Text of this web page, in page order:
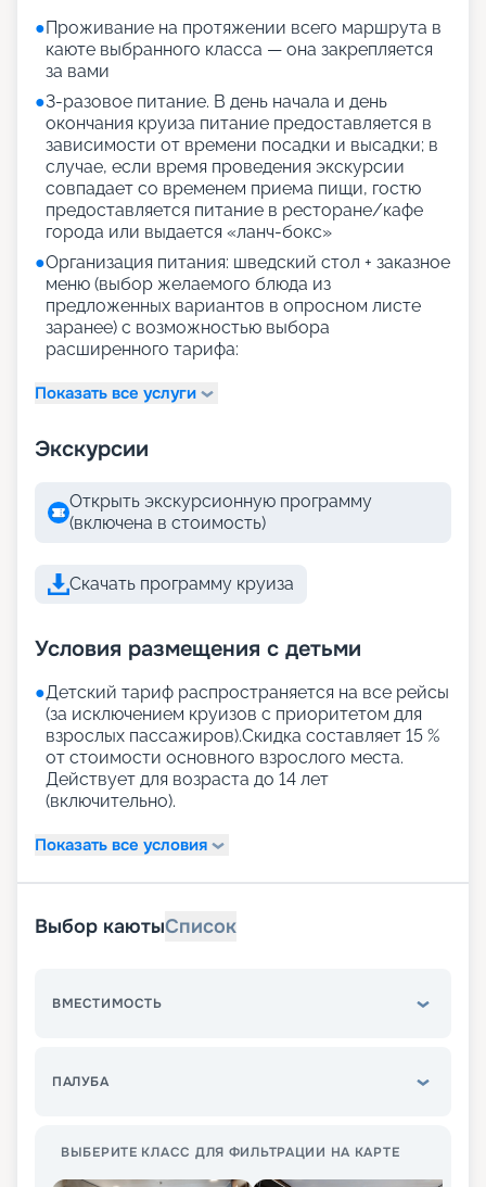
●Проживание на протяжении всего маршрута в
каюте выбранного класса — она закрепляется
за вами
●3-разовое питание. В день начала и день
окончания круиза питание предоставляется в
зависимости от времени посадки и высадки; в
случае, если время проведения экскурсии
совпадает со временем приема пищи, гостю
предоставляется питание в ресторане/кафе
города или выдается «ланч-бокс»
●Организация питания: шведский стол + заказное
меню (выбор желаемого блюда из
предложенных вариантов в опросном листе
заранее) с возможностью выбора
расширенного тарифа:
Показать все услуги
Экскурсии
Открыть экскурсионную программу
(включена в стоимость)
Скачать программу круиза
Условия размещения с детьми
●Детский тариф распространяется на все рейсы
(за исключением круизов с приоритетом для
взрослых пассажиров).Скидка составляет 15 %
от стоимости основного взрослого места.
Действует для возраста до 14 лет
(включительно).
Показать все условия
Выбор каютыСписок
ВМЕСТИМОСТЬ
ПАЛУБА
ВЫБЕРИТЕ КЛАСС ДЛЯ ФИЛЬТРАЦИИ НА КАРТЕ